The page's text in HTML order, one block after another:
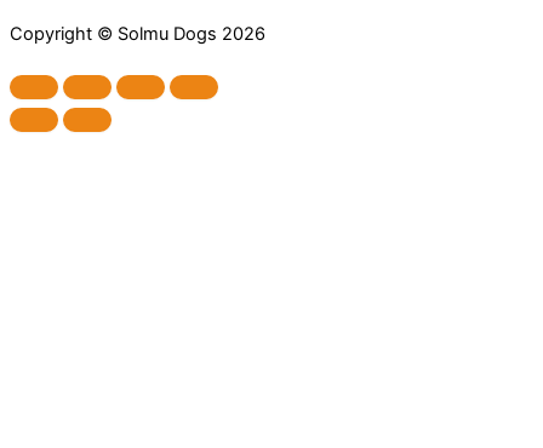
Copyright © Solmu Dogs 2026